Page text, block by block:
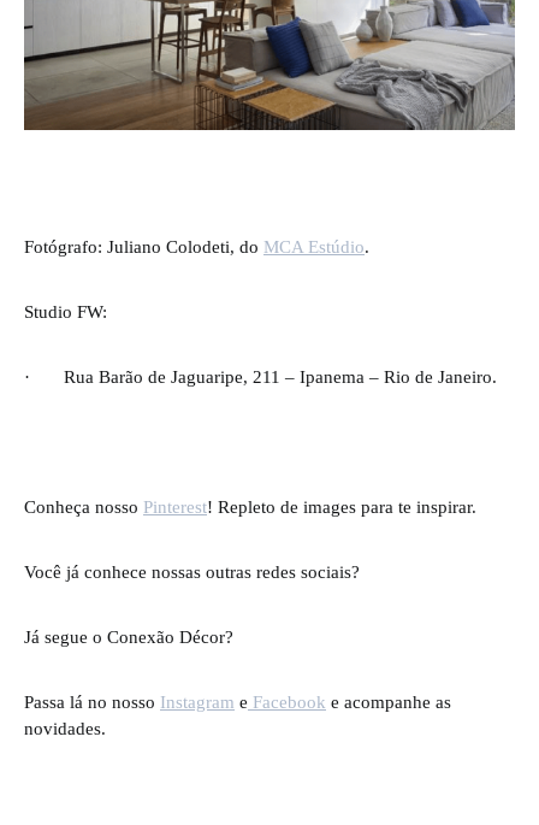
Fotógrafo: Juliano Colodeti, do MCA Estúdio.
Studio FW:
· Rua Barão de Jaguaripe, 211 – Ipanema – Rio de Janeiro.
Conheça nosso Pinterest! Repleto de images para te inspirar.
Você já conhece nossas outras redes sociais?
Já segue o Conexão Décor?
Passa lá no nosso Instagram e Facebook e acompanhe as
novidades.